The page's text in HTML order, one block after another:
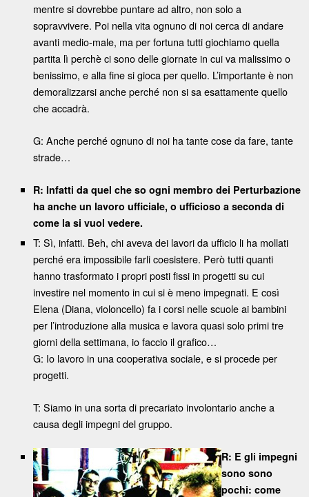
mentre si dovrebbe puntare ad altro, non solo a
sopravvivere. Poi nella vita ognuno di noi cerca di andare
avanti medio-male, ma per fortuna tutti giochiamo quella
partita lì perchè ci sono delle giornate in cui va malissimo o
benissimo, e alla fine si gioca per quello. L’importante è non
demoralizzarsi anche perché non si sa esattamente quello
che accadrà.
G: Anche perché ognuno di noi ha tante cose da fare, tante
strade…
R: Infatti da quel che so ogni membro dei Perturbazione
ha anche un lavoro ufficiale, o ufficioso a seconda di
come la si vuol vedere.
T: Sì, infatti. Beh, chi aveva dei lavori da ufficio li ha mollati
perché era impossibile farli coesistere. Però tutti quanti
hanno trasformato i propri posti fissi in progetti su cui
investire nel momento in cui si è meno impegnati. E così
Elena (Diana, violoncello) fa i corsi nelle scuole ai bambini
per l’introduzione alla musica e lavora quasi solo primi tre
giorni della settimana, io faccio il grafico…
G: Io lavoro in una cooperativa sociale, e si procede per
progetti.
T: Siamo in una sorta di precariato involontario anche a
causa degli impegni del gruppo.
R: E gli impegni
sono sono
pochi: come